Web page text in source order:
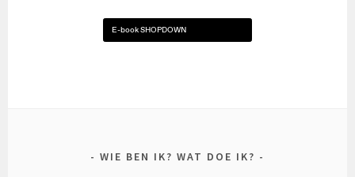
E-book SHOPDOWN
WIE BEN IK? WAT DOE IK?